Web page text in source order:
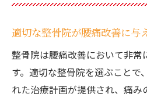
は
正確な診断がもたら
診断の違いが生活の
腰痛診断における重
適切な整骨院が腰痛改善に与
整骨院は腰痛改善において非常
す。適切な整骨院を選ぶことで
れた治療計画が提供され、痛